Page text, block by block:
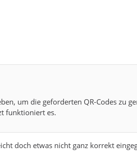
um die geforderten QR-Codes zu
funktioniert es.
doch etwas nicht ganz korrekt